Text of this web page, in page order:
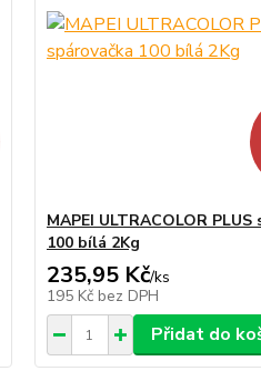
MAPEI ULTRACOLOR PLUS
100 bílá 2Kg
235,95 Kč/ks
195 Kč bez DPH
Přidat do